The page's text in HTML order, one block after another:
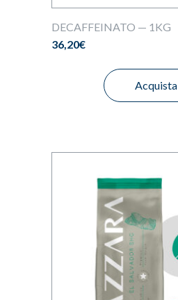
DECAFFEINATO — 1KG
36,20€
Acquista